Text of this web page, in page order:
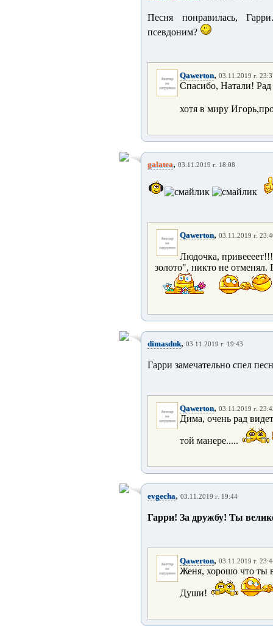
Песня понравилась,
псевдоним?
Qawerton, 03.11.2019 г.
Спасибо, Натали!
хотя в миру
galatea, 03.11.2019 г. 18:08
Qawerton, 03.11.2019 г.
Людочка,
золото", никто не отменял.
dimasdnk, 03.11.2019 г. 19:43
Гарри замечательно спел
Qawerton, 03.11.2019 г.
Дима, очень рад
той манере.....
evgecha, 03.11.2019 г. 19:44
Гарри! За дружбу! Ты
Qawerton, 03.11.2019 г.
Женя, хорошо что ты
Души!